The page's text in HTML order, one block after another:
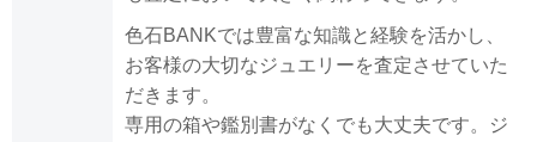
色石BANKでは豊富な知識と経験を活かし、
お客様の大切なジュエリーを査定させていた
だきます。
専用の箱や鑑別書がなくでも大丈夫です。ジ